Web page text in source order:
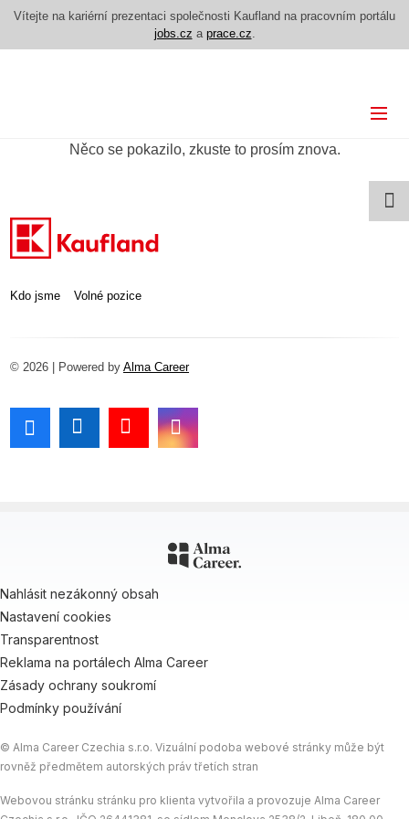
Vítejte na kariérní prezentaci společnosti Kaufland na pracovním portálu
jobs.cz a prace.cz
Kdo jsmeNěco se pokazilo, zkuste to prosím znova.
Kdo jsme Volné pozice
© 2026 | Powered by Alma Career
Nahlásit nezákonný obsah
Nastavení cookies
Transparentnost
Reklama na portálech Alma Career
Zásady ochrany soukromí
Podmínky používání
© Alma Career Czechia s.r.o. Vizuální podoba webové stránky může být
rovněž předmětem autorských práv třetích stran
Webovou stránku stránku pro klienta vytvořila a provozuje Alma Career